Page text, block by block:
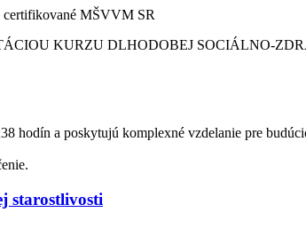
certifikované MŠVVM SR
KURZU DLHODOBEJ SOCIÁLNO-
hodín a poskytujú komplexné vzdelanie pre
starostlivosti